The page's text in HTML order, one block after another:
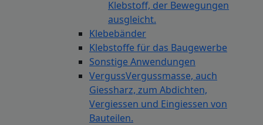
Klebstoff, der Bewegungen
ausgleicht.
Klebebänder
Klebstoffe für das Baugewerbe
Sonstige Anwendungen
VergussVergussmasse, auch
Giessharz, zum Abdichten,
Vergiessen und Eingiessen von
Bauteilen.